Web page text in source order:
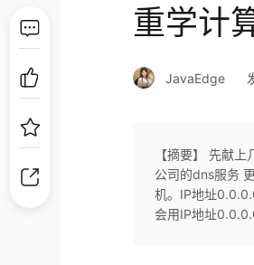
重学计
JavaEdge
【摘要】 先献
公司的dns服务
机。IP地址
会用IP地址